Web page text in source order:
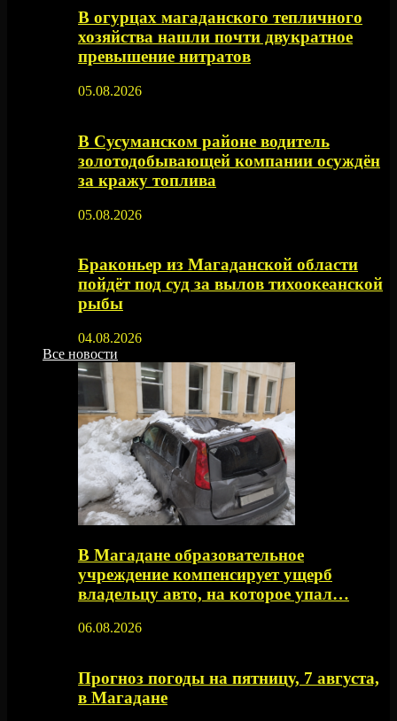
В огурцах магаданского тепличного
хозяйства нашли почти двукратное
превышение нитратов
05.08.2026
В Сусуманском районе водитель
золотодобывающей компании осуждён
за кражу топлива
05.08.2026
Браконьер из Магаданской области
пойдёт под суд за вылов тихоокеанской
рыбы
04.08.2026
Все новости
В Магадане образовательное
учреждение компенсирует ущерб
владельцу авто, на которое упал…
06.08.2026
Прогноз погоды на пятницу, 7 августа,
в Магадане